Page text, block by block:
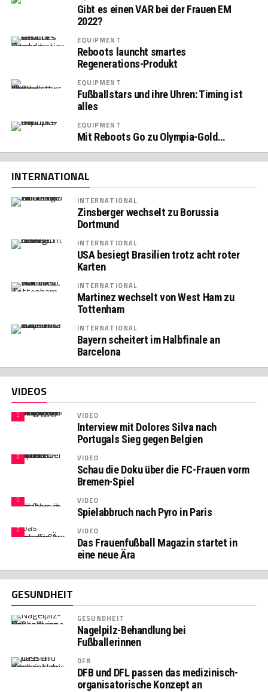
Gibt es einen VAR bei der Frauen EM
2022?
EQUIPMENT
Reboots launcht smartes
Regenerations-Produkt
EQUIPMENT
Fußballstars und ihre Uhren: Timing ist
alles
EQUIPMENT
Mit Reboots Go zu Olympia-Gold…
INTERNATIONAL
INTERNATIONAL
Zinsberger wechselt zu Borussia
Dortmund
INTERNATIONAL
USA besiegt Brasilien trotz acht roter
Karten
INTERNATIONAL
Martinez wechselt von West Ham zu
Tottenham
INTERNATIONAL
Bayern scheitert im Halbfinale an
Barcelona
VIDEOS
VIDEO
Interview mit Dolores Silva nach
Portugals Sieg gegen Belgien
VIDEO
Schau die Doku über die FC-Frauen vorm
Bremen-Spiel
VIDEO
Spielabbruch nach Pyro in Paris
VIDEO
Das Frauenfußball Magazin startet in
eine neue Ära
GESUNDHEIT
GESUNDHEIT
Nagelpilz-Behandlung bei
Fußballerinnen
DFB
DFB und DFL passen das medizinisch-
organisatorische Konzept an